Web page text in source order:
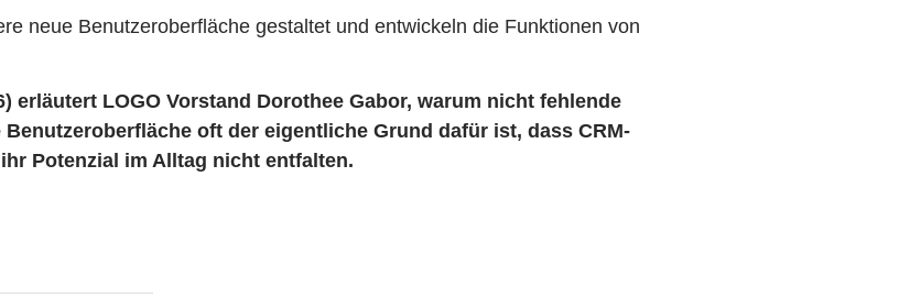
neue Benutzeroberfläche gestaltet und entwickeln die Funktionen von
erläutert LOGO Vorstand Dorothee Gabor, warum nicht fehlende
oft der eigentliche Grund dafür ist, dass CRM-
Potenzial im Alltag nicht entfalten.